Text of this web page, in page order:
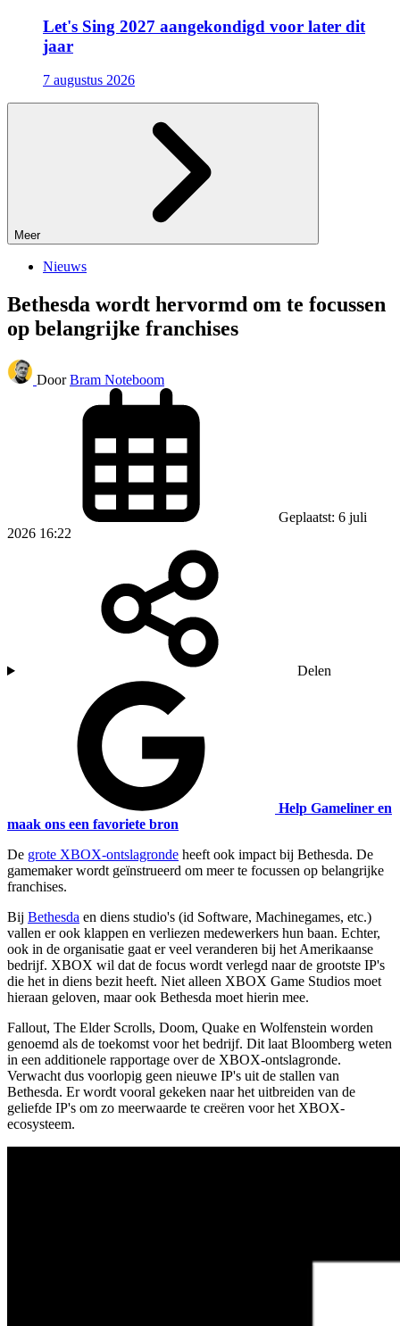
Let's Sing 2027 aangekondigd voor later dit
jaar
7 augustus 2026
Meer
Nieuws
Bethesda wordt hervormd om te focussen
op belangrijke franchises
Door Bram Noteboom
Geplaatst: 6 juli
2026 16:22
Delen
Help Gameliner en
maak ons een favoriete bron
De grote XBOX-ontslagronde heeft ook impact bij Bethesda. De
gamemaker wordt geïnstrueerd om meer te focussen op belangrijke
franchises.
Bij Bethesda en diens studio's (id Software, Machinegames, etc.)
vallen er ook klappen en verliezen medewerkers hun baan. Echter,
ook in de organisatie gaat er veel veranderen bij het Amerikaanse
bedrijf. XBOX wil dat de focus wordt verlegd naar de grootste IP's
die het in diens bezit heeft. Niet alleen XBOX Game Studios moet
hieraan geloven, maar ook Bethesda moet hierin mee.
Fallout, The Elder Scrolls, Doom, Quake en Wolfenstein worden
genoemd als de toekomst voor het bedrijf. Dit laat Bloomberg weten
in een additionele rapportage over de XBOX-ontslagronde.
Verwacht dus voorlopig geen nieuwe IP's uit de stallen van
Bethesda. Er wordt vooral gekeken naar het uitbreiden van de
geliefde IP's om zo meerwaarde te creëren voor het XBOX-
ecosysteem.